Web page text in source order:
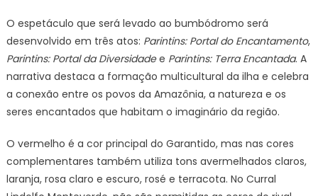
O espetáculo que será levado ao bumbódromo será
desenvolvido em três atos: Parintins: Portal do Encantamento,
Parintins: Portal da Diversidadee Parintins: Terra Encantada. A
narrativa destaca a formação multicultural da ilha e celebra
a conexão entre os povos da Amazônia, a natureza e os
seres encantados que habitam o imaginário da região.
O vermelho é a cor principal do Garantido, mas nas cores
complementares também utiliza tons avermelhados claros,
laranja, rosa claro e escuro, rosé e terracota. No Curral